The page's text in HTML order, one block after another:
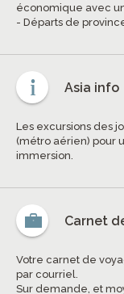
économique avec
- Départs de
Asia info
Les excursions des
(métro aérien) pour
immersion.
Carnet
Votre carnet de
par courriel.
Sur demande, et